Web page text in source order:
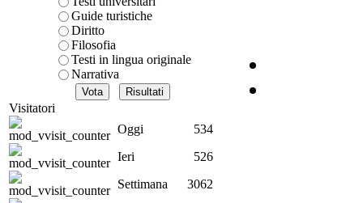
Guide turistiche
Diritto
Filosofia
Testi in lingua originale
Narrativa
Visitatori
Oggi
534
Ieri
526
Settimana
3062